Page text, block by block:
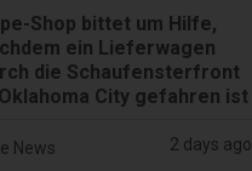
Shop bittet um Hilfe,
ein Lieferwagen
die Schaufensterfront
City gefahren ist
News 2 days ago